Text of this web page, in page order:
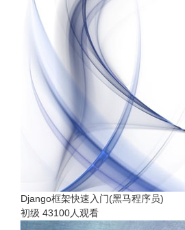
Django框架快速入门(黑马程序员)
初级 43100人观看